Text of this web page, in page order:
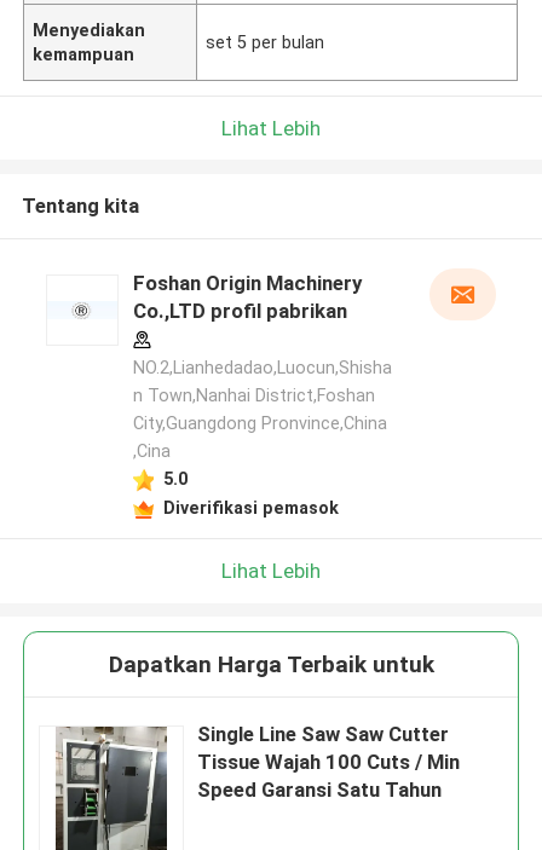
Menyediakan
kemampuan
set 5 per bulan
Lihat Lebih
Tentang kita
Foshan Origin Machinery
Co.,LTD profil pabrikan
NO.2,Lianhedadao,Luocun,Shisha
n Town,Nanhai District,Foshan
City,Guangdong Pronvince,China
,Cina
5.0
Diverifikasi pemasok
Lihat Lebih
Dapatkan Harga Terbaik untuk
Single Line Saw Saw Cutter
Tissue Wajah 100 Cuts / Min
Speed ​​Garansi Satu Tahun